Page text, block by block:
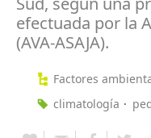
efectuada por la
(AVA-ASAJA).
Factores
climatología